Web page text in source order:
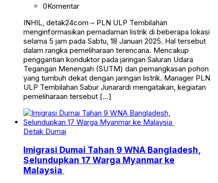
0Komentar
INHIL, detak24com – PLN ULP Tembilahan
menginformasikan pemadaman listrik di beberapa lokasi
selama 5 jam pada Sabtu, 18 Januari 2025. Hal tersebut
dalam rangka pemeliharaan terencana. Mencakup
penggantian konduktor pada jaringan Saluran Udara
Tegangan Menengah (SUTM) dan pemangkasan pohon
yang tumbuh dekat dengan jaringan listrik. Manager PLN
ULP Tembilahan Sabur Junarardi mengatakan, kegiatan
pemeliharaan tersebut […]
Detak Dumai
Imigrasi Dumai Tahan 9 WNA Bangladesh,
Selundupkan 17 Warga Myanmar ke
Malaysia